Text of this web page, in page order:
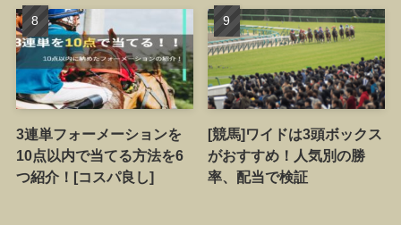
3連単フォーメーションを
10点以内で当てる方法を6
つ紹介！[コスパ良し]
[競馬]ワイドは3頭ボックス
がおすすめ！人気別の勝
率、配当で検証